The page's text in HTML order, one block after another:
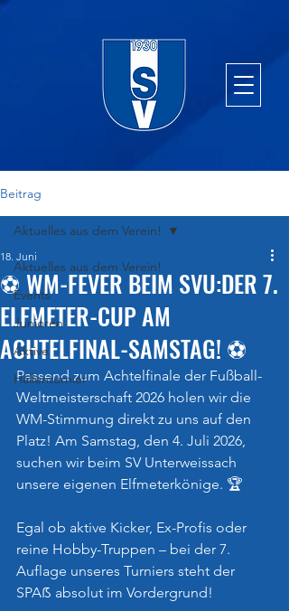
Beitrag
Aktuelles aus dem Verein!
Events
Junioren
Aktive
Hallenturnier
Aktuelles aus dem Verein!
⚽️ WM-FEVER BEIM SVU:DER 7.
ELFMETER-CUP AM
ACHTELFINAL-SAMSTAG! ⚽️
18. Juni
Passend zum Achtelfinale der Fußball-
Weltmeisterschaft 2026 holen wir die
WM-Stimmung direkt zu uns auf den
Platz! Am Samstag, den 4. Juli 2026,
suchen wir beim SV Unterweissach
unsere eigenen Elfmeterkönige. 🏆
Egal ob aktive Kicker, Ex-Profis oder
reine Hobby-Truppen – bei der 7.
Auflage unseres Turniers steht der
SPAẞ absolut im Vordergrund!